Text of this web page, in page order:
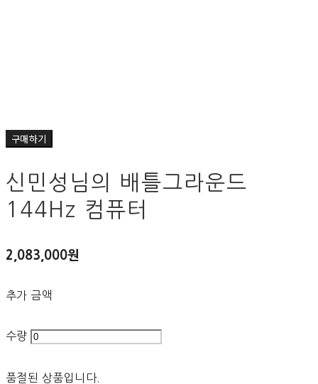
구매하기
신민성님의 배틀그라운드
144Hz 컴퓨터
2,083,000원
추가 금액
수량
품절된 상품입니다.